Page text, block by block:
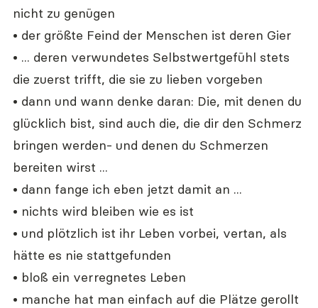
nicht zu genügen
• der größte Feind der Menschen ist deren Gier
• ... deren verwundetes Selbstwertgefühl stets
die zuerst trifft, die sie zu lieben vorgeben
• dann und wann denke daran: Die, mit denen du
glücklich bist, sind auch die, die dir den Schmerz
bringen werden- und denen du Schmerzen
bereiten wirst ...
• dann fange ich eben jetzt damit an ...
• nichts wird bleiben wie es ist
• und plötzlich ist ihr Leben vorbei, vertan, als
hätte es nie stattgefunden
• bloß ein verregnetes Leben
• manche hat man einfach auf die Plätze gerollt